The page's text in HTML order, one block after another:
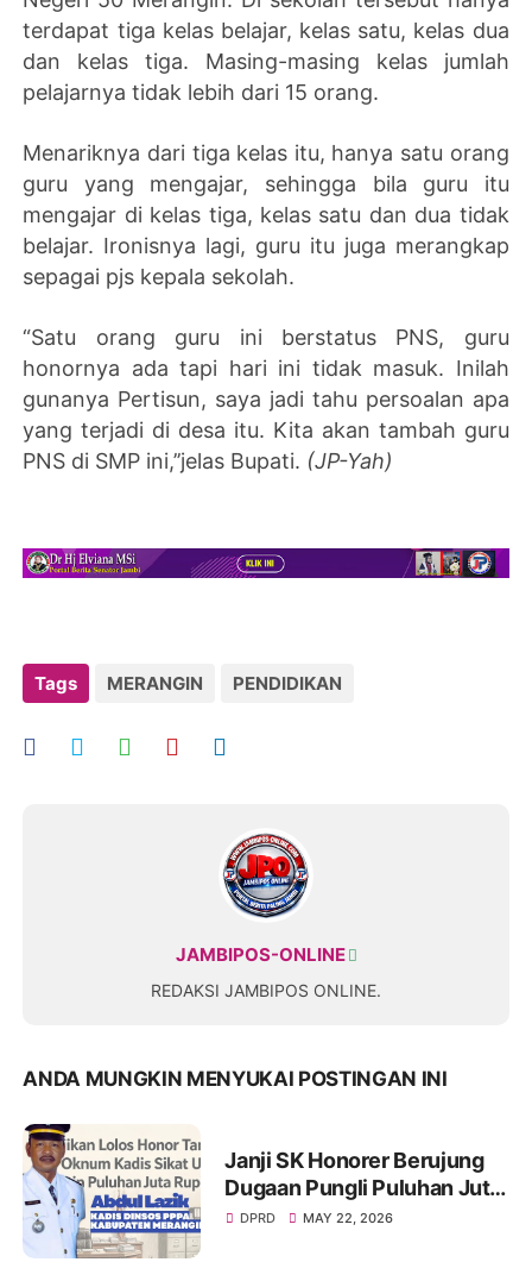
terdapat tiga kelas belajar, kelas satu, kelas dua
dan kelas tiga. Masing-masing kelas jumlah
pelajarnya tidak lebih dari 15 orang.
Menariknya dari tiga kelas itu, hanya satu orang
guru yang mengajar, sehingga bila guru itu
mengajar di kelas tiga, kelas satu dan dua tidak
belajar. Ironisnya lagi, guru itu juga merangkap
sepagai pjs kepala sekolah.
“Satu orang guru ini berstatus PNS, guru
honornya ada tapi hari ini tidak masuk. Inilah
gunanya Pertisun, saya jadi tahu persoalan apa
yang terjadi di desa itu. Kita akan tambah guru
PNS di SMP ini,’’jelas Bupati. (JP-Yah)
Tags MERANGIN PENDIDIKAN
JAMBIPOS-ONLINE
REDAKSI JAMBIPOS ONLINE.
ANDA MUNGKIN MENYUKAI POSTINGAN INI
Janji SK Honorer Berujung
Dugaan Pungli Puluhan Juta,
Nama Eks Kadis Damkar
DPRD MAY 22, 2026